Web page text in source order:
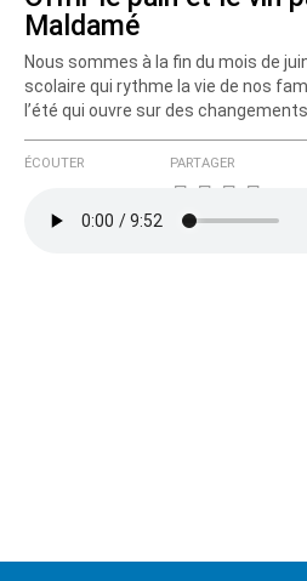
Maldamé
Nous sommes à la fin du mois de
scolaire qui rythme la vie de nos
l’été qui ouvre sur des
ÉCOUTER PARTAGER